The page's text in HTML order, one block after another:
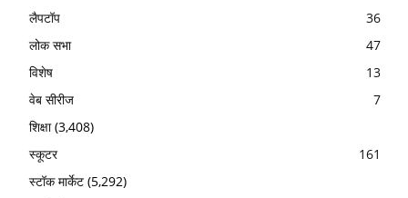
लैपटॉप
36
लोक सभा
47
विशेष
13
वेब सीरीज
7
शिक्षा(3,408)
स्कूटर
161
स्टॉक मार्केट (5,292)